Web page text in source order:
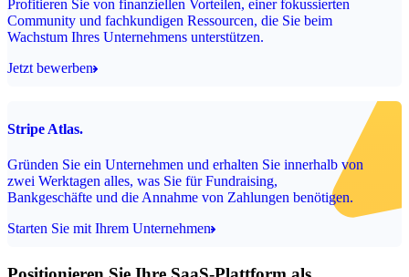
Profitieren Sie von finanziellen Vorteilen, einer fokussierten
Community und fachkundigen Ressourcen, die Sie beim
Wachstum Ihres Unternehmens unterstützen.
Jetzt bewerben
Stripe Atlas.
Gründen Sie ein Unternehmen und erhalten Sie innerhalb von
zwei Werktagen alles, was Sie für Fundraising,
Bankgeschäfte und die Annahme von Zahlungen benötigen.
Starten Sie mit Ihrem Unternehmen